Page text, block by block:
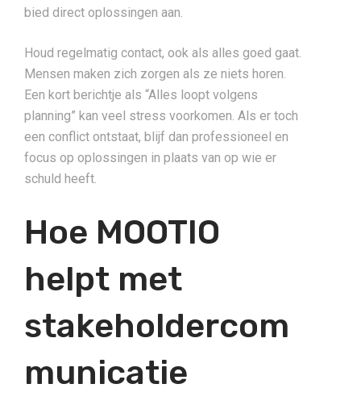
bied direct oplossingen aan.
Houd regelmatig contact, ook als alles goed gaat.
Mensen maken zich zorgen als ze niets horen.
Een kort berichtje als “Alles loopt volgens
planning” kan veel stress voorkomen. Als er toch
een conflict ontstaat, blijf dan professioneel en
focus op oplossingen in plaats van op wie er
schuld heeft.
Hoe MOOTIO
helpt met
stakeholdercom
municatie